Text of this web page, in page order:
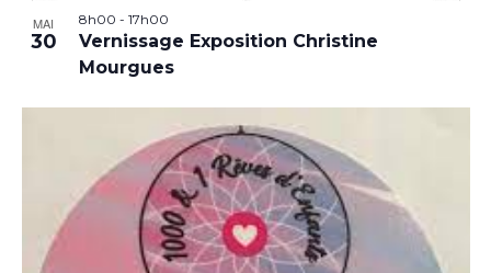
MAI
30
8h00 - 17h00
Vernissage Exposition Christine
Mourgues